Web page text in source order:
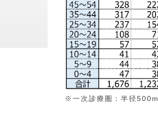
※一次診療圏：半径500m